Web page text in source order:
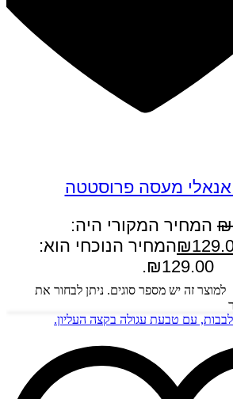
אנאלי מעסה פרוסטטה
₪ המחיר המקורי היה:
₪המחיר הנוכחי הוא:
₪129.00.
למוצר זה יש מספר סוגים. ניתן לבחור את